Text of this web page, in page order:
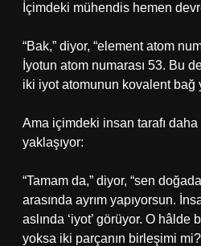
İçimdeki mühendis hemen
“Bak,” diyor, “element atom
İyotun atom numarası 53. Bu
iki iyot atomunun kovalent bağ
Ama içimdeki insan tarafı daha
yaklaşıyor:
“Tamam da,” diyor, “sen
arasında ayrım yapıyorsun.
aslında ‘iyot’ görüyor. O hâlde
yoksa iki parçanın birleşimi